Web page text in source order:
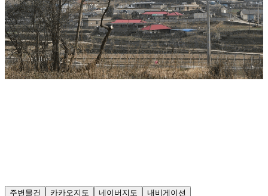
주변물건 카카오지도 네이버지도 내비게이션